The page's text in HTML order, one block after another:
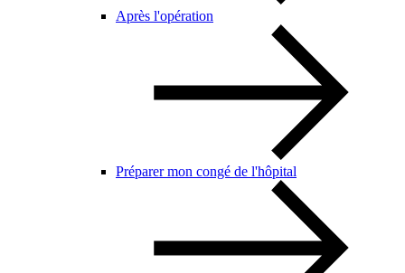
Après l'opération
Préparer mon congé de l'hôpital